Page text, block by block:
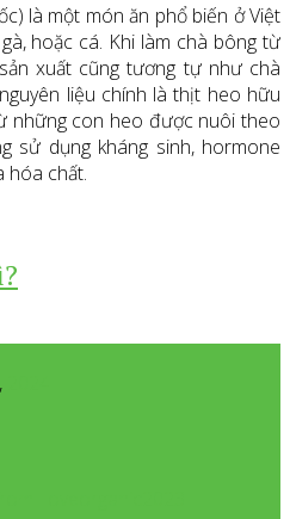
là một món ăn phổ biến ở Việt
hoặc cá. Khi làm chà bông từ
xuất cũng tương tự như chà
liệu chính là thịt heo hữu
những con heo được nuôi theo
sử dụng kháng sinh, hormone
hóa chất.
,